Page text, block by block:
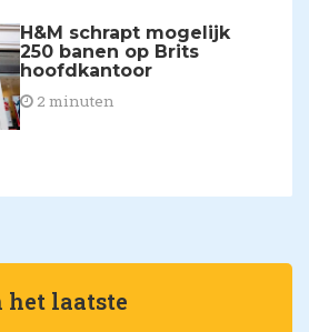
H&M schrapt mogelijk
250 banen op Brits
hoofdkantoor
2 minuten
het laatste